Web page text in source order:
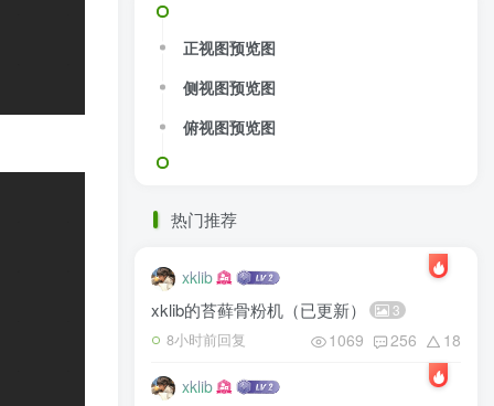
正视图预览图
侧视图预览图
俯视图预览图
热门推荐
xklib
xklib的苔藓骨粉机（已更新） 3
8小时前回复 1069 256 18
xklib